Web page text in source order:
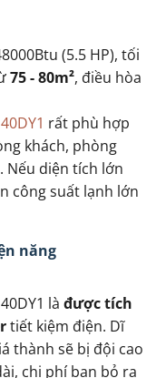
(5.5 HP), tối
75 - 80m², điều hòa
rất phù hợp
khách, phòng
Nếu diện tích lớn
công suất lạnh lớn
năng
là được tích
tiết kiệm điện. Dĩ
thành sẽ bị đội cao
chi phí bạn bỏ ra